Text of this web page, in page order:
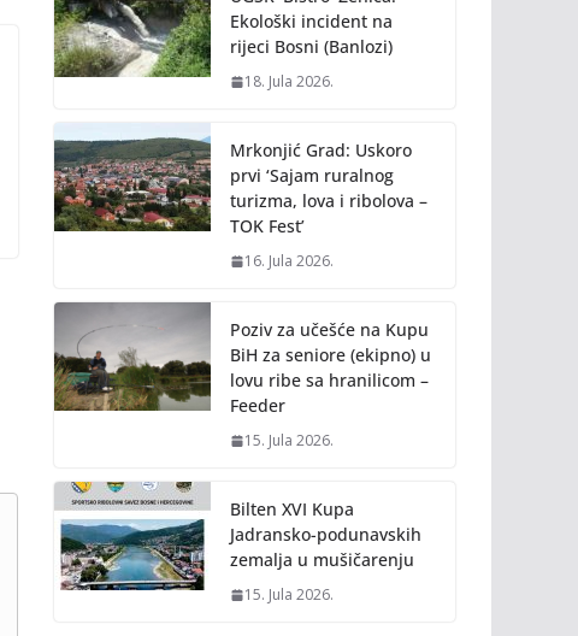
Ekološki incident na
rijeci Bosni (Banlozi)
18. Jula 2026.
Mrkonjić Grad: Uskoro
prvi ‘Sajam ruralnog
turizma, lova i ribolova –
TOK Fest’
16. Jula 2026.
Poziv za učešće na Kupu
BiH za seniore (ekipno) u
lovu ribe sa hranilicom –
Feeder
15. Jula 2026.
Bilten XVI Kupa
Jadransko-podunavskih
zemalja u mušičarenju
15. Jula 2026.